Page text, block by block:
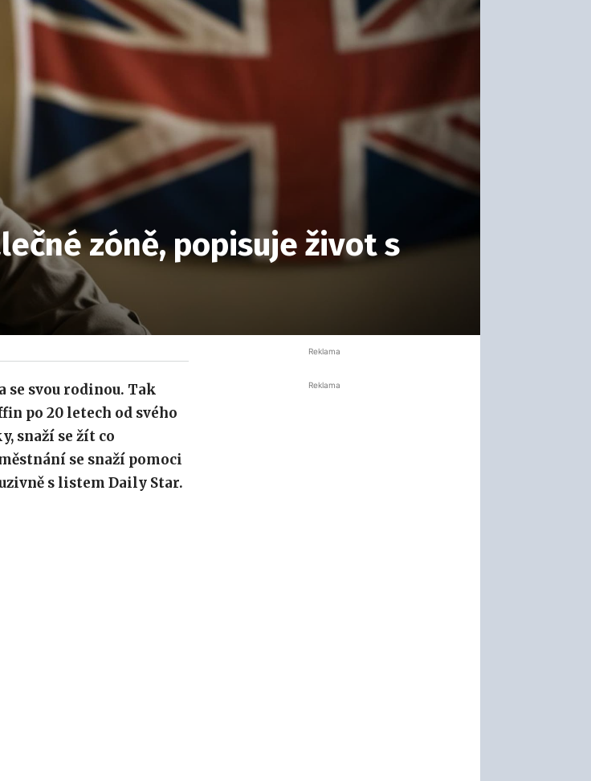
zóně, popisuje život s
se svou rodinou. Tak
po 20 letech od svého
snaží se žít co
se snaží pomoci
s listem Daily Star.
Reklama
Reklama